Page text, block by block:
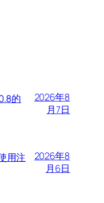
的
2026年8
月7日
用注
2026年8
月6日